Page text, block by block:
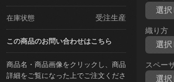
在庫状態 受注生産
この商品のお問い合わせはこちら
商品名・商品画像をクリックし、商品
詳細をご覧になった上でご注文くださ
織り方
スペー